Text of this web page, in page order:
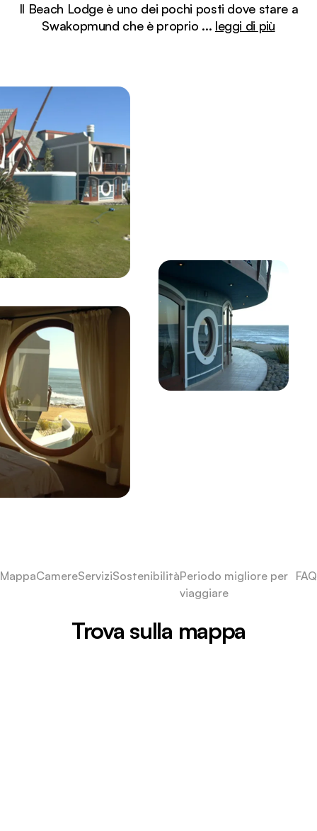
Il Beach Lodge è uno dei pochi posti dove stare a
Swakopmund che è proprio ... leggi di più
MappaCamereServiziSostenibilitàPeriodo migliore per
viaggiare
FAQ
Trova sulla mappa